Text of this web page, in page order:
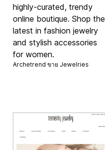
highly-curated, trendy
online boutique. Shop the
latest in fashion jewelry
and stylish accessories
for women.
Archetrend ขาย Jewelries